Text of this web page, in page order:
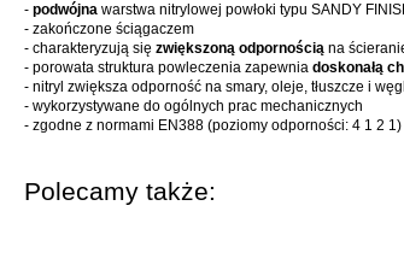
- podwójna warstwa nitrylowej powłoki typu SANDY
- zakończone ściągaczem
- charakteryzują się zwiększoną odpornością na
- porowata struktura powleczenia zapewnia doskonałą
- nitryl zwiększa odporność na smary, oleje, tłuszcze i
- wykorzystywane do ogólnych prac mechanicznych
- zgodne z normami EN388 (poziomy odporności: 4 1 2
Polecamy także: